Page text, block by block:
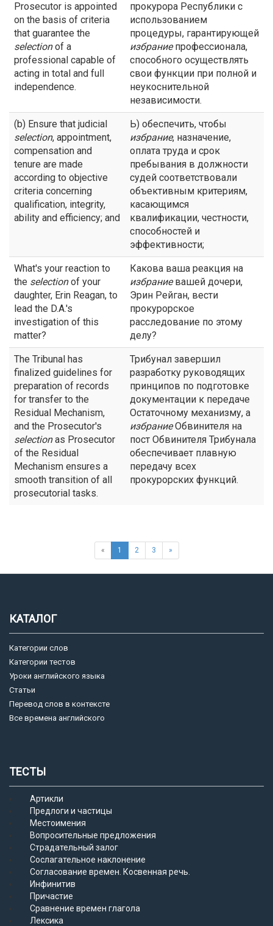
Prosecutor is appointed
on the basis of criteria
that guarantee the
selectionof a
professional capable of
acting in total and full
independence.
прокурора Республики с
использованием
процедуры, гарантирующей
избраниепрофессионала,
способного осуществлять
свои функции при полной и
неукоснительной
независимости.
(b) Ensure that judicial
selection, appointment,
compensation and
tenure are made
according to objective
criteria concerning
qualification, integrity,
ability and efficiency; and
Ь) обеспечить, чтобы
избрание, назначение,
оплата труда и срок
пребывания в должности
судей соответствовали
объективным критериям,
касающимся
квалификации, честности,
способностей и
эффективности;
What's your reaction to
the selectionof your
daughter, Erin Reagan, to
lead the D.A.'s
investigation of this
matter?
Какова ваша реакция на
избраниевашей дочери,
Эрин Рейган, вести
прокурорское
расследование по этому
делу?
The Tribunal has
finalized guidelines for
preparation of records
for transfer to the
Residual Mechanism,
and the Prosecutor's
selectionas Prosecutor
of the Residual
Mechanism ensures a
smooth transition of all
prosecutorial tasks.
Трибунал завершил
разработку руководящих
принципов по подготовке
документации к передаче
Остаточному механизму, а
избраниеОбвинителя на
пост Обвинителя Трибунала
обеспечивает плавную
передачу всех
прокурорских функций.
« 1 2 3 »
КАТАЛОГ
Категории слов
Категории тестов
Уроки английского языка
Статьи
Перевод слов в контексте
Все времена английского
ТЕСТЫ
Артикли
Предлоги и частицы
Местоимения
Вопросительные предложения
Страдательный залог
Сослагательное наклонение
Согласование времен. Косвенная речь.
Инфинитив
Причастие
Сравнение времен глагола
Лексика